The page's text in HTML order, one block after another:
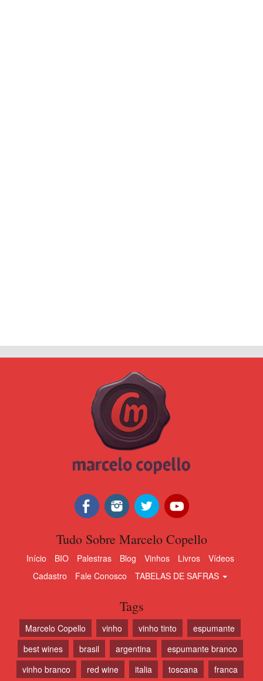
Tudo Sobre Marcelo Copello
Início BIO Palestras Blog Vinhos Livros
Vídeos
Cadastro
Fale Conosco TABELAS DE SAFRAS
Tags
Marcelo Copello vinho vinho tinto
espumante
best wines
brasil argentina
espumante branco
vinho branco
red wine italia toscana franca